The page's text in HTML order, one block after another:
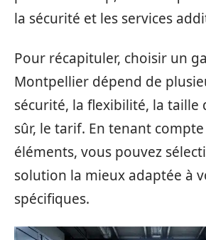
la sécurité et les services
Pour récapituler, choisir un
Montpellier dépend de
sécurité, la flexibilité, la taille
sûr, le tarif. En tenant compte
éléments, vous pouvez
solution la mieux adaptée à
spécifiques.